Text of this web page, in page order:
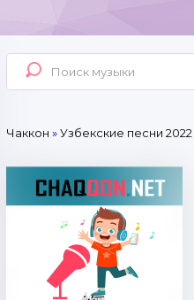
Чаккон »Узбекские песни 2022